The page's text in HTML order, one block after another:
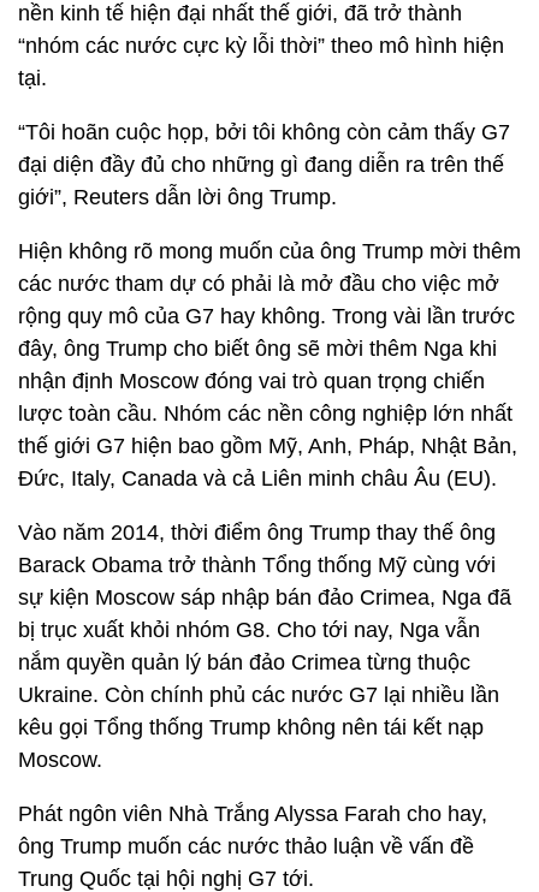
nền kinh tế hiện đại nhất thế giới, đã trở thành
“nhóm các nước cực kỳ lỗi thời” theo mô hình hiện
tại.
“Tôi hoãn cuộc họp, bởi tôi không còn cảm thấy G7
đại diện đầy đủ cho những gì đang diễn ra trên thế
giới”, Reuters dẫn lời ông Trump.
Hiện không rõ mong muốn của ông Trump mời thêm
các nước tham dự có phải là mở đầu cho việc mở
rộng quy mô của G7 hay không. Trong vài lần trước
đây, ông Trump cho biết ông sẽ mời thêm Nga khi
nhận định Moscow đóng vai trò quan trọng chiến
lược toàn cầu. Nhóm các nền công nghiệp lớn nhất
thế giới G7 hiện bao gồm Mỹ, Anh, Pháp, Nhật Bản,
Đức, Italy, Canada và cả Liên minh châu Âu (EU).
Vào năm 2014, thời điểm ông Trump thay thế ông
Barack Obama trở thành Tổng thống Mỹ cùng với
sự kiện Moscow sáp nhập bán đảo Crimea, Nga đã
bị trục xuất khỏi nhóm G8. Cho tới nay, Nga vẫn
nắm quyền quản lý bán đảo Crimea từng thuộc
Ukraine. Còn chính phủ các nước G7 lại nhiều lần
kêu gọi Tổng thống Trump không nên tái kết nạp
Moscow.
Phát ngôn viên Nhà Trắng Alyssa Farah cho hay,
ông Trump muốn các nước thảo luận về vấn đề
Trung Quốc tại hội nghị G7 tới.